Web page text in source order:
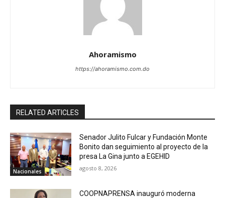
Ahoramismo
https://ahoramismo.com.do
RELATED ARTICLES
Nacionales
Senador Julito Fulcar y Fundación Monte
Bonito dan seguimiento al proyecto de la
presa La Gina junto a EGEHID
agosto 8, 2026
COOPNAPRENSA inauguró moderna